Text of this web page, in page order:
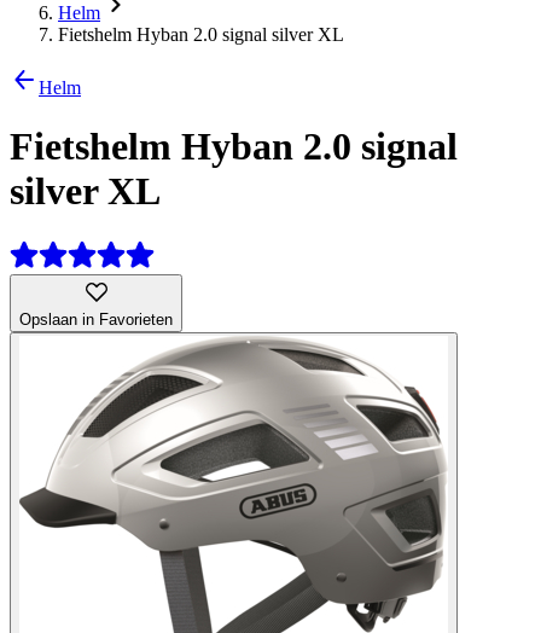
Helm
Fietshelm Hyban 2.0 signal silver XL
Helm
Fietshelm Hyban 2.0 signal
silver XL
Opslaan in Favorieten